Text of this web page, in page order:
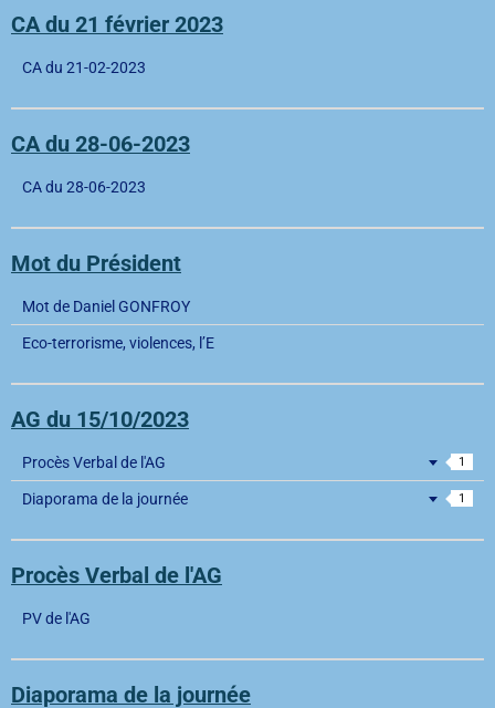
CA du 21 février 2023
CA du 21-02-2023
CA du 28-06-2023
CA du 28-06-2023
Mot du Président
Mot de Daniel GONFROY
Eco-terrorisme, violences, l’E
AG du 15/10/2023
Procès Verbal de l'AG 1
Diaporama de la journée 1
Procès Verbal de l'AG
PV de l'AG
Diaporama de la journée